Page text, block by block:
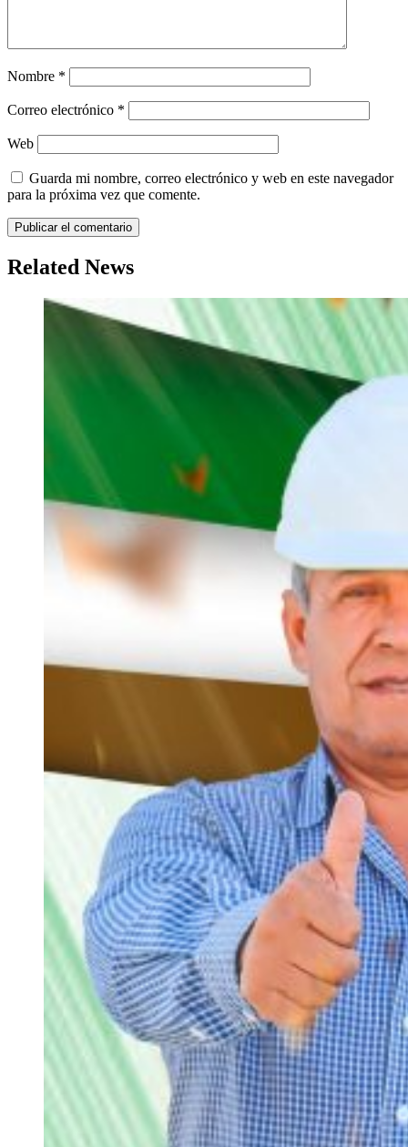
Nombre *
Correo electrónico *
Web
Guarda mi nombre, correo electrónico y web en este navegador
para la próxima vez que comente.
Related News